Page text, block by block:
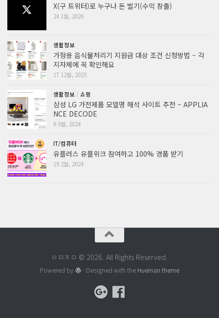
X(구 트위터)로 누구나 돈 벌기(수익 창출)
24 1월, 2026
생활정보
가정용 음식물처리기 지원금 대상 조건 신청방법 – 각
지자체에 꼭 확인해요
17 12월, 2025
생활정보 / 쇼핑
삼성 LG 가전제품 모델명 해석 사이트 추천 – APPLIA
NCE DECODE
6 5월, 2024
IT/컴퓨터
유플러스 유플위크 참여하고 100% 경품 받기
19 2월, 2024
ㅇㅁㅈㅁ © 2026. All Rights Reserved.
Powered by - Designed with the Hueman theme